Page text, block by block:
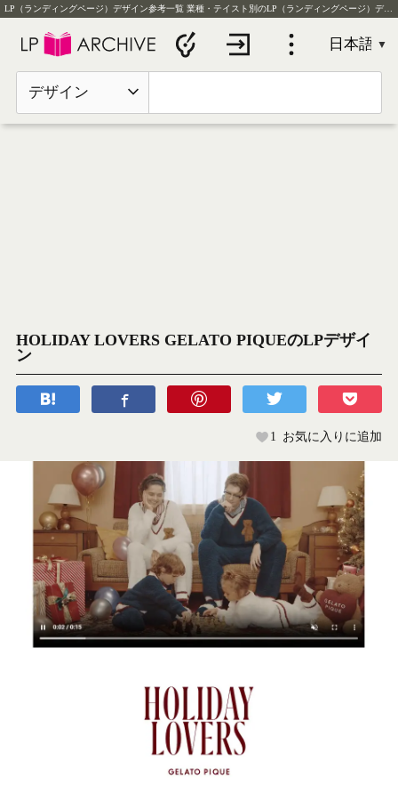
LP（ランディングページ）デザイン参考一覧 業種・テイスト別のLP（ランディングページ）デザイン実例を毎日更新
デザイン
HOLIDAY LOVERS GELATO PIQUEのLPデザイ
ン
1 お気に入りに追加